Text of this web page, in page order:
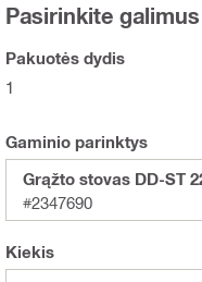
Pasirinkite
Pakuotės dydis
1
Gaminio parinktys
Grąžto stovas DD-ST
#2347690
Kiekis